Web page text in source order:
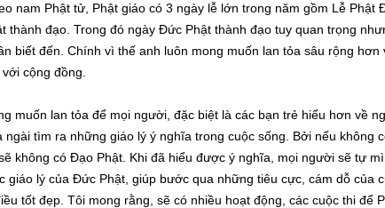
nam Phật tử, Phật giáo có 3 ngày lễ lớn trong năm gồm Lễ Phật
thành đạo. Trong đó ngày Đức Phật thành đạo tuy quan trọng
biết đến. Chính vì thế anh luôn mong muốn lan tỏa sâu rộng hơn
cộng đồng.
muốn lan tỏa để mọi người, đặc biệt là các bạn trẻ hiểu hơn về
ngài tìm ra những giáo lý ý nghĩa trong cuộc sống. Bởi nếu không
không có Đạo Phật. Khi đã hiểu được ý nghĩa, mọi người sẽ tự
giáo lý của Đức Phật, giúp bước qua những tiêu cực, cám dỗ của
tốt đẹp. Tôi mong rằng, sẽ có nhiều hoạt động, các cuộc thi để